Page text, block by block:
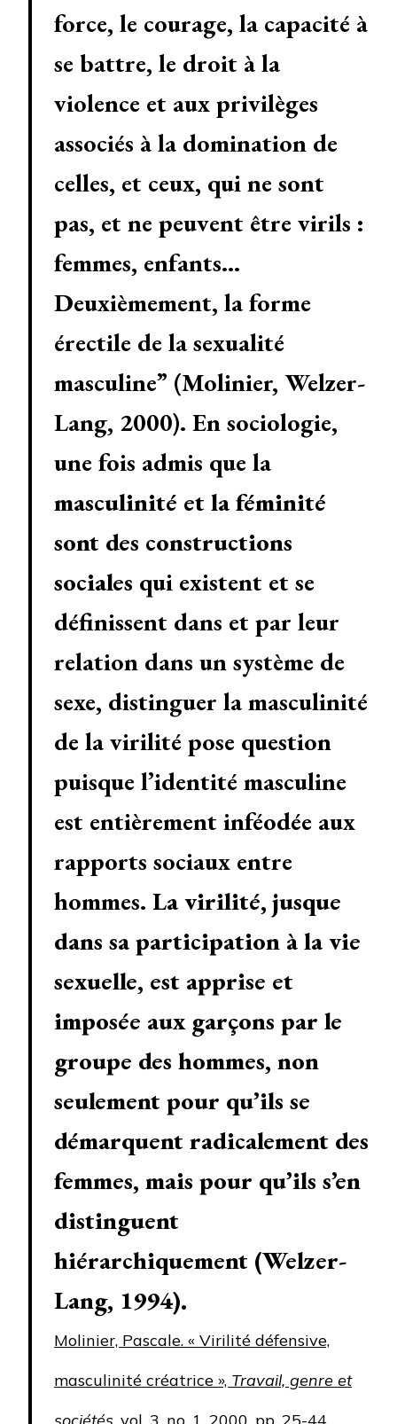
force, le courage, la capacité à
se battre, le droit à la
violence et aux privilèges
associés à la domination de
celles, et ceux, qui ne sont
pas, et ne peuvent être virils :
femmes, enfants…
Deuxièmement, la forme
érectile de la sexualité
masculine” (Molinier, Welzer-
Lang, 2000). En sociologie,
une fois admis que la
masculinité et la féminité
sont des constructions
sociales qui existent et se
définissent dans et par leur
relation dans un système de
sexe, distinguer la masculinité
de la virilité pose question
puisque l’identité masculine
est entièrement inféodée aux
rapports sociaux entre
hommes. La virilité, jusque
dans sa participation à la vie
sexuelle, est apprise et
imposée aux garçons par le
groupe des hommes, non
seulement pour qu’ils se
démarquent radicalement des
femmes, mais pour qu’ils s’en
distinguent
hiérarchiquement (Welzer-
Lang, 1994).
Molinier, Pascale. « Virilité défensive,
masculinité créatrice », Travail, genre et